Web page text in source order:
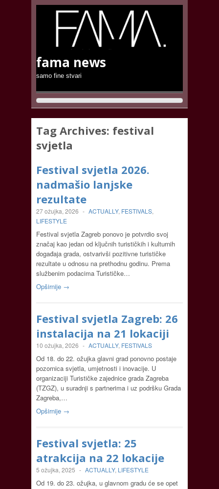
fama news
samo fine stvari
Tag Archives: festival
svjetla
Festival svjetla 2026.
nadmašio lanjske
rezultate
27 ožujka, 2026 - ACTUALLY, FESTIVALS,
LIFESTYLE
Festival svjetla Zagreb ponovo je potvrdio svoj
značaj kao jedan od ključnih turističkih i kulturnih
događaja grada, ostvarivši pozitivne turističke
rezultate u odnosu na prethodnu godinu. Prema
službenim podacima Turističke…
Opširnije →
Festival svjetla Zagreb: 26
instalacija na 21 lokaciji
10 ožujka, 2026 - ACTUALLY, FESTIVALS
Od 18. do 22. ožujka glavni grad ponovno postaje
pozornica svjetla, umjetnosti i inovacije. U
organizaciji Turističke zajednice grada Zagreba
(TZGZ), u suradnji s partnerima i uz podršku Grada
Zagreba,…
Opširnije →
Festival svjetla: 25
atrakcija na 22 lokacije
5 ožujka, 2025 - ACTUALLY, LIFESTYLE
Od 19. do 23. ožujka, u glavnom gradu će se opet